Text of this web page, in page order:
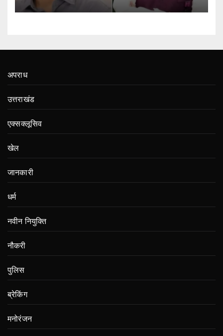
अपराध
उत्तराखंड
एक्सक्लूसिव
खेल
जानकारी
धर्म
नवीन नियुक्ति
नौकरी
पुलिस
ब्रेकिंग
मनोरंजन